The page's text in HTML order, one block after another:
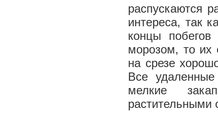
распускаются
интереса, так
концы
морозом, то их
на срезе
Все
мелкие
растительными